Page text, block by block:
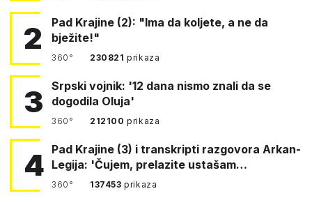
2
Pad Krajine (2): "Ima da koljete, a ne da
bježite!"
360° 230821prikaza
3
Srpski vojnik: '12 dana nismo znali da se
dogodila Oluja'
360° 212100prikaza
4 Pad Krajine (3) i transkripti razgovora Arkan-
Legija: 'Čujem, prelazite ustašam…
360° 137453prikaza